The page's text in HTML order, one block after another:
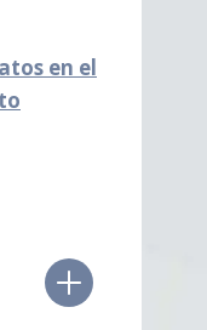
en el